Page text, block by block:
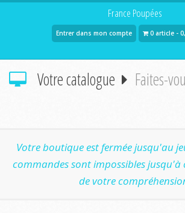
France Poupées
Entrer dans mon compte 0 article -
Votre catalogue Faites-
Votre boutique est fermée jusqu'au
commandes sont impossibles jusqu'à
de votre